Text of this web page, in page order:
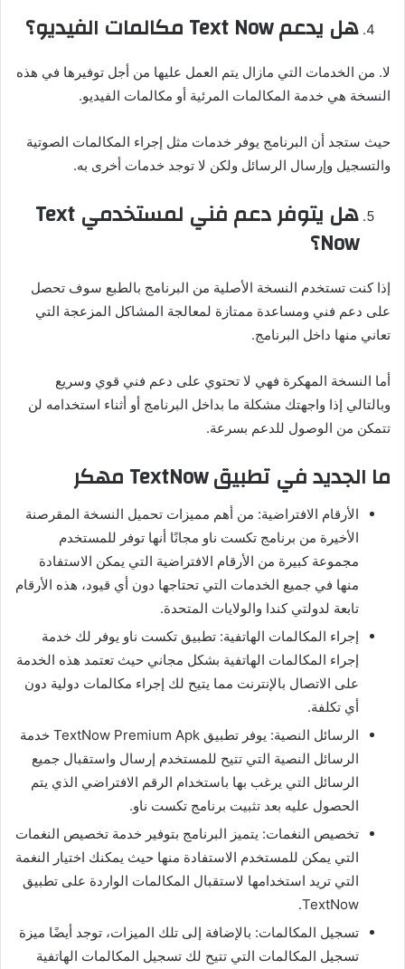
هل يدعم Text Now مكالمات الفيديو؟
لا. من الخدمات التي مازال يتم العمل عليها من أجل توفيرها في هذه
النسخة هي خدمة المكالمات المرئية أو مكالمات الفيديو.
حيث ستجد أن البرنامج يوفر خدمات مثل إجراء المكالمات الصوتية
والتسجيل وإرسال الرسائل ولكن لا توجد خدمات أخرى به.
هل يتوفر دعم فني لمستخدمي Text
Now؟
إذا كنت تستخدم النسخة الأصلية من البرنامج بالطبع سوف تحصل
على دعم فني ومساعدة ممتازة لمعالجة المشاكل المزعجة التي
تعاني منها داخل البرنامج.
أما النسخة المهكرة فهي لا تحتوي على دعم فني قوي وسريع
وبالتالي إذا واجهتك مشكلة ما بداخل البرنامج أو أثناء استخدامه لن
تتمكن من الوصول للدعم بسرعة.
ما الجديد في تطبيق TextNow مهكر
الأرقام الافتراضية: من أهم مميزات تحميل النسخة المقرصنة
الأخيرة من برنامج تكست ناو مجانًا أنها توفر للمستخدم
مجموعة كبيرة من الأرقام الافتراضية التي يمكن الاستفادة
منها في جميع الخدمات التي تحتاجها دون أي قيود، هذه الأرقام
تابعة لدولتي كندا والولايات المتحدة.
إجراء المكالمات الهاتفية: تطبيق تكست ناو يوفر لك خدمة
إجراء المكالمات الهاتفية بشكل مجاني حيث تعتمد هذه الخدمة
على الاتصال بالإنترنت مما يتيح لك إجراء مكالمات دولية دون
أي تكلفة.
الرسائل النصية: يوفر تطبيق TextNow Premium Apk خدمة
الرسائل النصية التي تتيح للمستخدم إرسال واستقبال جميع
الرسائل التي يرغب بها باستخدام الرقم الافتراضي الذي يتم
الحصول عليه بعد تثبيت برنامج تكست ناو.
تخصيص النغمات: يتميز البرنامج بتوفير خدمة تخصيص النغمات
التي يمكن للمستخدم الاستفادة منها حيث يمكنك اختيار النغمة
التي تريد استخدامها لاستقبال المكالمات الواردة على تطبيق
TextNow.
تسجيل المكالمات: بالإضافة إلى تلك الميزات، توجد أيضًا ميزة
تسجيل المكالمات التي تتيح لك تسجيل المكالمات الهاتفية